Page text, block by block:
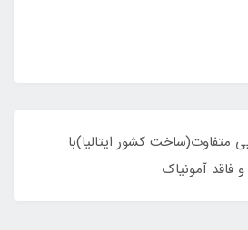
کشور ایتالیا)با
و فاقد آمونیاک